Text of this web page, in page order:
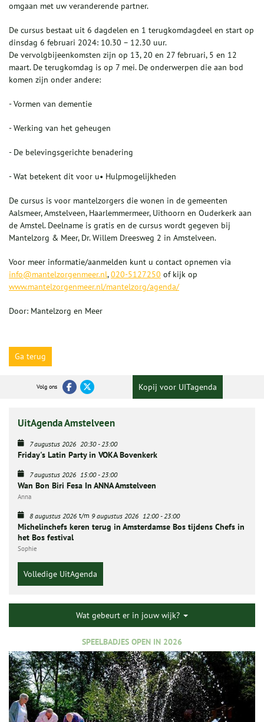
omgaan met uw veranderende partner.
De cursus bestaat uit 6 dagdelen en 1 terugkomdagdeel en start op
dinsdag 6 februari 2024: 10.30 – 12.30 uur.
De vervolgbijeenkomsten zijn op 13, 20 en 27 februari, 5 en 12
maart. De terugkomdag is op 7 mei. De onderwerpen die aan bod
komen zijn onder andere:
- Vormen van dementie
- Werking van het geheugen
- De belevingsgerichte benadering
- Wat betekent dit voor u• Hulpmogelijkheden
De cursus is voor mantelzorgers die wonen in de gemeenten
Aalsmeer, Amstelveen, Haarlemmermeer, Uithoorn en Ouderkerk aan
de Amstel. Deelname is gratis en de cursus wordt gegeven bij
Mantelzorg & Meer, Dr. Willem Dreesweg 2 in Amstelveen.
Voor meer informatie/aanmelden kunt u contact opnemen via
info@mantelzorgenmeer.nl,020-5127250 of kijk op
www.mantelzorgenmeer.nl/mantelzorg/agenda/
Door: Mantelzorg en Meer
Ga terug
Volg ons Kopij voor UITagenda
UitAgenda Amstelveen
7 augustus 2026 20:30- 23:00
Friday's Latin Party in VOKA Bovenkerk
7 augustus 2026 15:00- 23:00
Wan Bon Biri Fesa In ANNA Amstelveen
Anna
8 augustus 2026 t/m 9 augustus 2026 12:00- 23:00
Michelinchefs keren terug in Amsterdamse Bos tijdens Chefs in
het Bos festival
Sophie
Volledige UitAgenda
Wat gebeurt er in jouw wijk?
SPEELBADJES OPEN IN 2026